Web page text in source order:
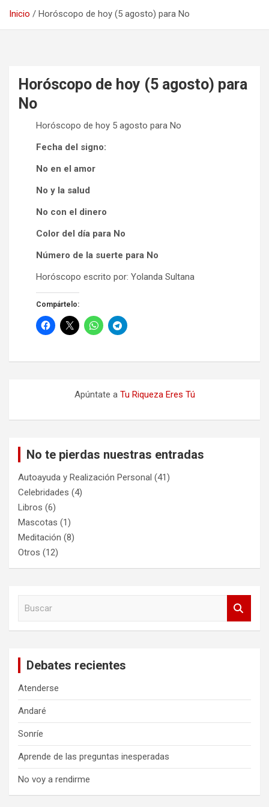
Inicio Horóscopo de hoy (5 agosto) para No
Horóscopo de hoy (5 agosto) para
No
Horóscopo de hoy 5 agosto para No
Fecha del signo:
No en el amor
No y la salud
No con el dinero
Color del día para No
Número de la suerte para No
Horóscopo escrito por: Yolanda Sultana
Compártelo:
Apúntate a Tu Riqueza Eres Tú
No te pierdas nuestras entradas
Autoayuda y Realización Personal (41)
Celebridades (4)
Libros (6)
Mascotas (1)
Meditación (8)
Otros (12)
Debates recientes
Atenderse
Andaré
Sonríe
Aprende de las preguntas inesperadas
No voy a rendirme